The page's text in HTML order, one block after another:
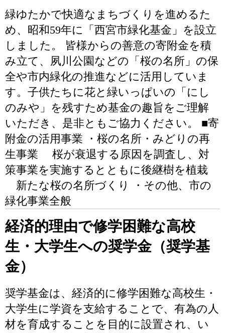
緑ゆたかで快適なまちづくりを進めるた
め、昭和59年に「西宮市緑化基金」を設立
しました。 皆様からの善意の寄附金を積
み立て、夙川公園などの「桜の名所」の保
全や市内緑化の推進などに活用していま
す。子供たちに花と緑いっぱいの「にし
のみや」を残すため基金の趣旨をご理解
いただき、是非ともご協力ください。 ■寄
附金の活用事業 ・桜の名所・みどりの再
生事業 桜が衰退する原因を調査し、対
策事業を実施するとともに後継樹を植栽
新たな桜の名所づくり ・その他、市の
緑化事業全般
経済的理由で修学困難な高校
生・大学生への奨学金（奨学基
金）
奨学基金は、経済的に修学困難な高校生・
大学生に学資を支給することで、有為の人
材を育成することを目的に設置され、い